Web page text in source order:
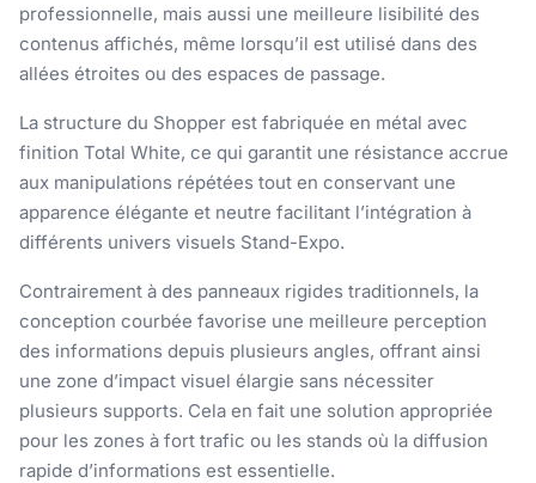
professionnelle, mais aussi une meilleure lisibilité des
contenus affichés, même lorsqu’il est utilisé dans des
allées étroites ou des espaces de passage.
La structure du Shopper est fabriquée en métal avec
finition Total White, ce qui garantit une résistance accrue
aux manipulations répétées tout en conservant une
apparence élégante et neutre facilitant l’intégration à
différents univers visuels Stand-Expo.
Contrairement à des panneaux rigides traditionnels, la
conception courbée favorise une meilleure perception
des informations depuis plusieurs angles, offrant ainsi
une zone d’impact visuel élargie sans nécessiter
plusieurs supports. Cela en fait une solution appropriée
pour les zones à fort trafic ou les stands où la diffusion
rapide d’informations est essentielle.